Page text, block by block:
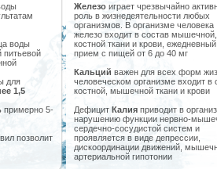
воды
питьевой
для
1,5
примерно 5-
позволит
Железо играет чрезвычайно
роль в жизнедеятельности любых
организмов. В организме человека
железо входит в состав мышечной,
костной ткани и крови, ежедневный
прием с пищей от 6 до 40 мг
Кальций важен для всех форм
человеческом организме входит в
костной, мышечной ткани и крови
Дефицит Калия приводит в
нарушению функции нервно-
сердечно-сосудистой систем и
проявляется в виде депрессии,
дискоординации движений,
артериальной гипотонии